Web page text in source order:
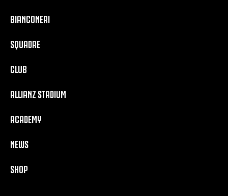
BIANCONERI
SQUADRE
CLUB
ALLIANZ STADIUM
ACADEMY
NEWS
SHOP